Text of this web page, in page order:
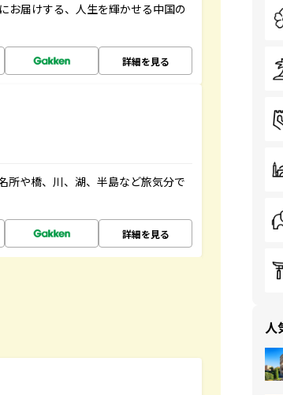
お届けする、人生を輝かせる中国の
詳細を見る
所や橋、川、湖、半島など旅気分で
詳細を見る
人